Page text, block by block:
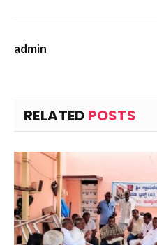
admin
RELATED POSTS